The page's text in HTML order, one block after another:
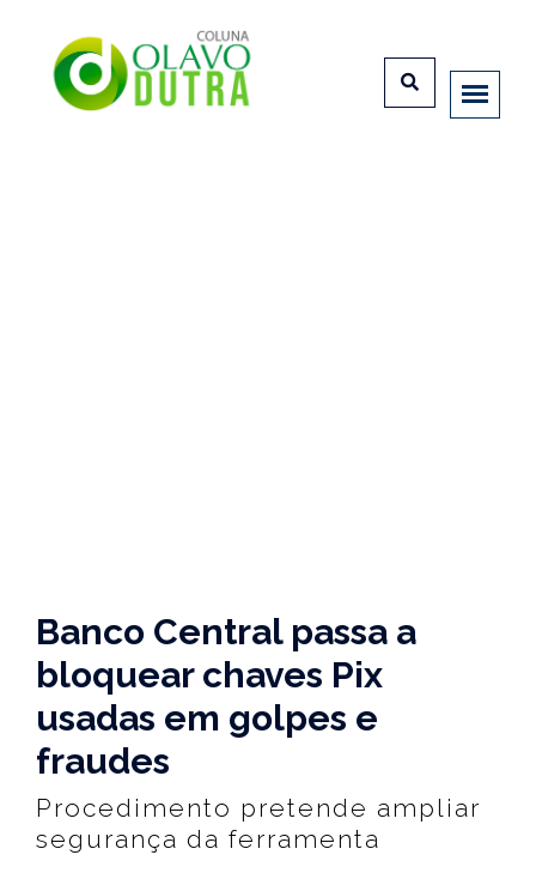
Banco Central passa a
bloquear chaves Pix
usadas em golpes e
fraudes
Procedimento pretende ampliar
segurança da ferramenta